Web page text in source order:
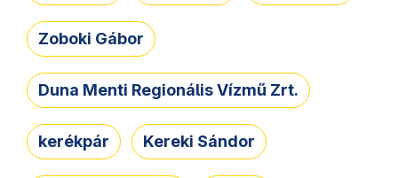
Zoboki Gábor
Duna Menti Regionális Vízmű Zrt.
kerékpár Kereki Sándor